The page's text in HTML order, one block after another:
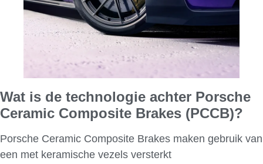
Wat is de technologie achter Porsche
Ceramic Composite Brakes (PCCB)?
Porsche Ceramic Composite Brakes maken gebruik van
een met keramische vezels versterkt